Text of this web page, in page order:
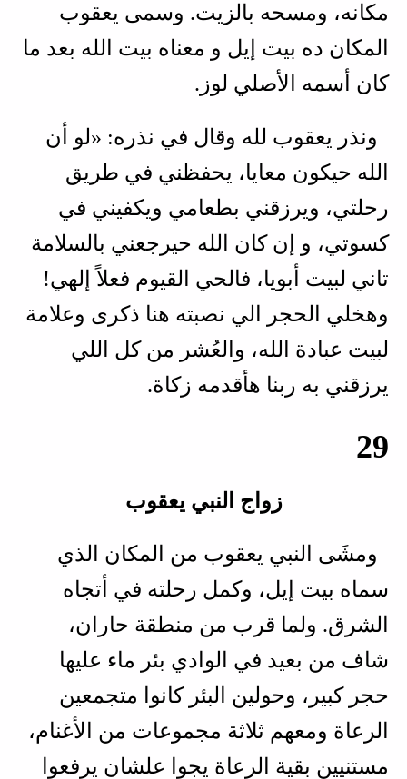
مكانه، ومسحه بالزيت. وسمى يعقوب
المكان ده بيت إيل و معناه بيت الله بعد ما
كان أسمه الأصلي لوز.
ونذر يعقوب لله وقال في نذره: «لو أن
الله حيكون معايا، يحفظني في طريق
رحلتي، ويرزقني بطعامي ويكفيني في
كسوتي، و إن كان الله حيرجعني بالسلامة
تاني لبيت أبويا، فالحي القيوم فعلاً إلهي!
وهخلي الحجر الي نصبته هنا ذكرى وعلامة
لبيت عبادة الله، والعُشر من كل اللي
يرزقني به ربنا هأقدمه زكاة.
29
زواج النبي يعقوب
ومشَى النبي يعقوب من المكان الذي
سماه بيت إيل، وكمل رحلته في أتجاه
الشرق. ولما قرب من منطقة حاران،
شاف من بعيد في الوادي بئر ماء عليها
حجر كبير، وحولين البئر كانوا متجمعين
الرعاة ومعهم ثلاثة مجموعات من الأغنام،
مستنيين بقية الرعاة يجوا علشان يرفعوا